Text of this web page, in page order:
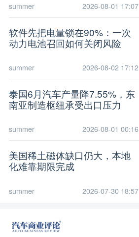
summer 2026-08-01 17:07
软件先把电量锁在90%：一次
动力电池召回如何关闭风险
summer 2026-08-02 17:12
泰国6月汽车产量降7.55%，东
南亚制造枢纽承受出口压力
summer 2026-08-01 00:16
美国稀土磁体缺口仍大，本地
化难靠期限完成
summer 2026-07-30 18:57